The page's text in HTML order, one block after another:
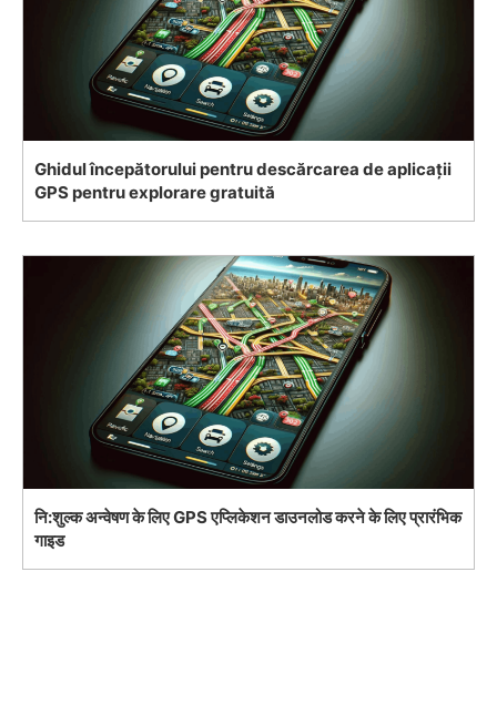
Ghidul începătorului pentru descărcarea de aplicații
GPS pentru explorare gratuită
नि:शुल्क अन्वेषण के लिए GPS एप्लिकेशन डाउनलोड करने के लिए प्रारंभिक
गाइड